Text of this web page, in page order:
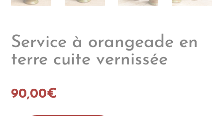
Service à orangeade en
terre cuite vernissée
90,00€